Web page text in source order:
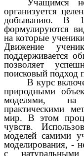
Учащимся
организуется
добыванию. В
формулируются
на которые
Движение
поддерживается
позволяет
поисковый подход
В курс
природными
моделями, на
практическими
мир. В этом
чувств.
моделей самими
моделирования, -
с